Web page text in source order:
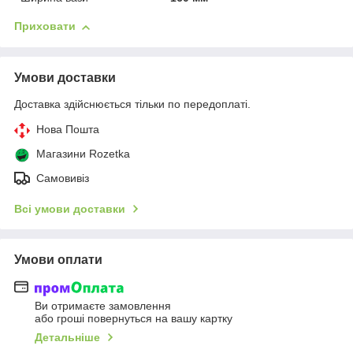
Приховати
Умови доставки
Доставка здійснюється тільки по передоплаті.
Нова Пошта
Магазини Rozetka
Самовивіз
Всі умови доставки
Умови оплати
Ви отримаєте замовлення
або гроші повернуться на вашу картку
Детальніше